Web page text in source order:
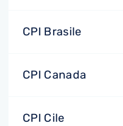
CPI Brasile
CPI Canada
CPI Cile